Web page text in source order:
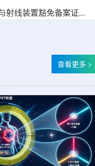
放射性检测结果达
生态环境部公告66项放射性同位素与射线装置豁免备案证明文件
查看更多 >